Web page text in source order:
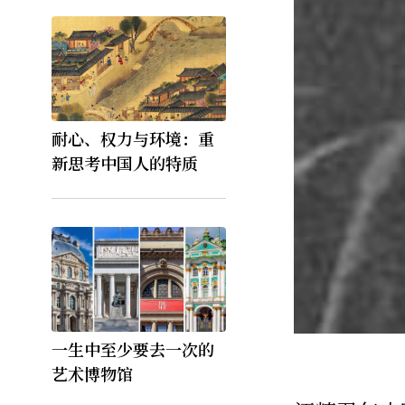
耐心、权力与环境：重
新思考中国人的特质
一生中至少要去一次的
艺术博物馆